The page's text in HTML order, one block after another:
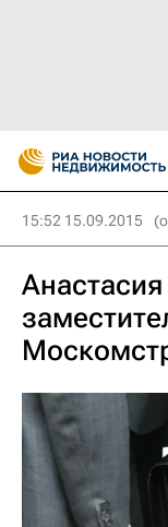
15:52 15.09.2015